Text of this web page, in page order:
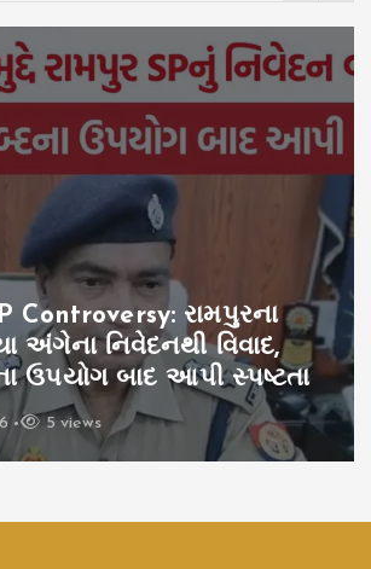
Controversy: રામપુરના
અંગેના નિવેદનથી વિવાદ,
ઉપયોગ બાદ આપી સ્પષ્ટતા
5 views